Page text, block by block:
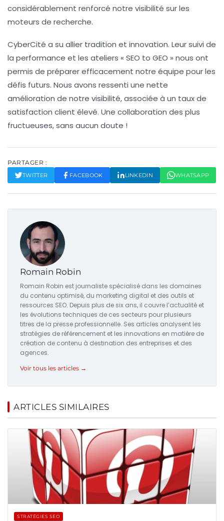
considérablement renforcé notre visibilité sur les
moteurs de recherche.
CyberCité a su allier tradition et innovation. Leur suivi de
la performance et les ateliers « SEO to GEO » nous ont
permis de préparer efficacement notre équipe pour les
défis futurs. Nous avons ressenti une nette
amélioration de notre visibilité, associée à un taux de
satisfaction client élevé. Une collaboration des plus
fructueuses, sans aucun doute !
PARTAGER :
TWITTER FACEBOOK LINKEDIN WHATSAPP
Romain Robin
Romain Robin est journaliste spécialisé dans les domaines
du contenu optimisé, du marketing digital et des outils et
ressources SEO. Depuis plus de six ans, il couvre l’actualité et
les évolutions techniques de ces secteurs pour plusieurs
titres de la presse professionnelle. Ses articles analysent les
stratégies de référencement et les innovations en matière de
création de contenu à destination des entreprises et des
agences.
Voir tous les articles →
ARTICLES SIMILAIRES
STRATÉGIES SEO